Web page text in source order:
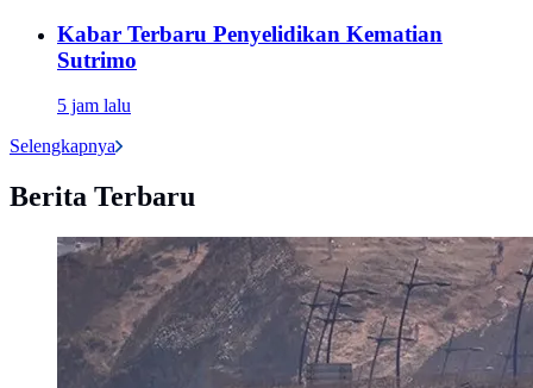
Kabar Terbaru Penyelidikan Kematian
Sutrimo
5 jam lalu
Selengkapnya
Berita Terbaru